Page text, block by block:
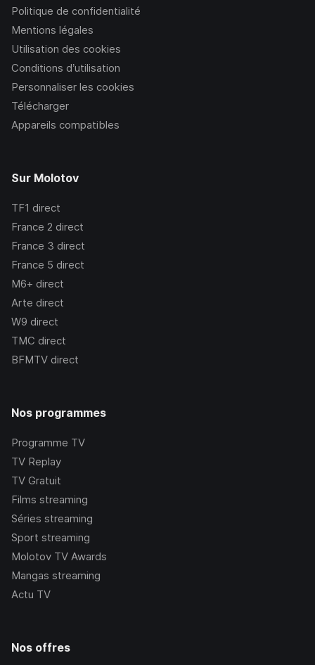
Politique de confidentialité
Mentions légales
Utilisation des cookies
Conditions d’utilisation
Personnaliser les cookies
Télécharger
Appareils compatibles
Sur Molotov
TF1 direct
France 2 direct
France 3 direct
France 5 direct
M6+ direct
Arte direct
W9 direct
TMC direct
BFMTV direct
Nos programmes
Programme TV
TV Replay
TV Gratuit
Films streaming
Séries streaming
Sport streaming
Molotov TV Awards
Mangas streaming
Actu TV
Nos offres